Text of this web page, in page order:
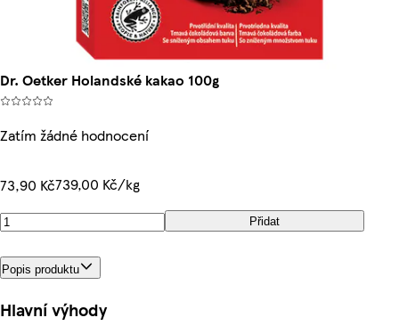
Dr. Oetker Holandské kakao 100g
Zatím žádné hodnocení
73,90 Kč739,00 Kč/kg
Přidat
Popis produktu
Hlavní výhody